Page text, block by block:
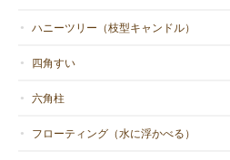
みください。お
ハニーツリー（枝型キャンドル）
四角すい
六角柱
フローティング（水に浮かべる）